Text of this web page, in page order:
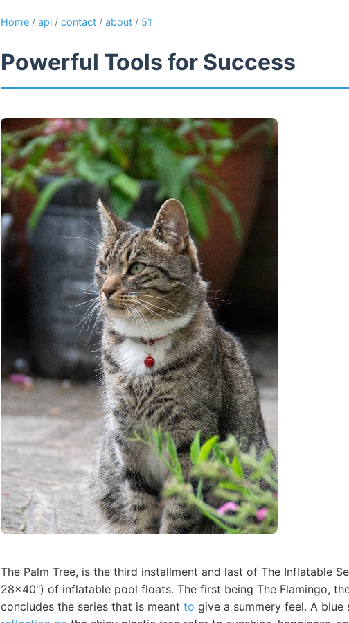
Home / api / contact / about / 51
Powerful Tools for Success
The Palm Tree, is the third installment and last of The Inflatable
28x40") of inflatable pool floats. The first being The Flamingo,
concludes the series that is meant to give a summery feel. A